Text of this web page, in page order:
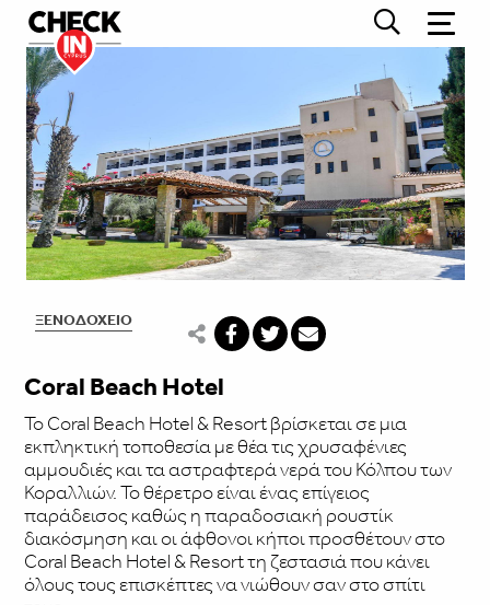
ΞΕΝΟΔΟΧΕΊΟ
Coral Beach Hotel
Το Coral Beach Hotel & Resort βρίσκεται σε μια
εκπληκτική τοποθεσία με θέα τις χρυσαφένιες
αμμουδιές και τα αστραφτερά νερά του Κόλπου των
Κοραλλιών. Το θέρετρο είναι ένας επίγειος
παράδεισος καθώς η παραδοσιακή ρουστίκ
διακόσμηση και οι άφθονοι κήποι προσθέτουν στο
Coral Beach Hotel & Resort τη ζεστασιά που κάνει
όλους τους επισκέπτες να νιώθουν σαν στο σπίτι